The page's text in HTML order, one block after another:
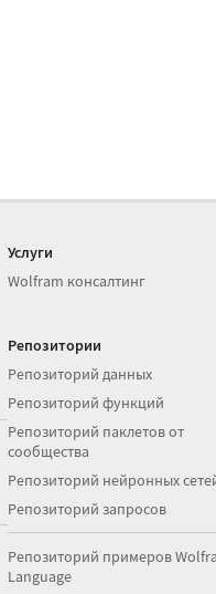
Услуги
Wolfram консалтинг
Репозитории
Репозиторий данных
Репозиторий функций
Репозиторий паклетов от
сообщества
Репозиторий нейронных
Репозиторий запросов
Репозиторий примеров
Language